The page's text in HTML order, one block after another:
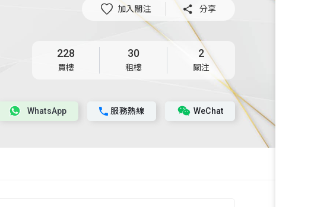
加入關注  分享
228
買樓
30
租樓
2
關注
WeChat
服務熱線
WhatsApp